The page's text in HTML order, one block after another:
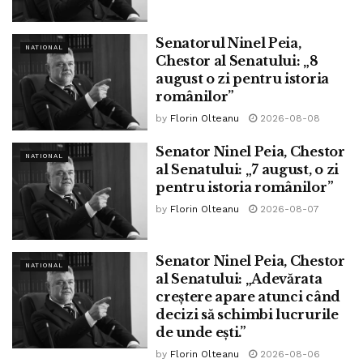
Nicușor Dan, Președintele României! Zi de zi, orice vizită,
exemplu, ca mare realizare.
Credit foto: Pixa Bay
NATIONAL
Senatorul Ninel Peia,
Chestor al Senatului: „8
august o zi pentru istoria
românilor”
by Florin Olteanu 2026-08-08
NATIONAL
Senator Ninel Peia, Chestor
al Senatului: „7 august, o zi
pentru istoria românilor”
by Florin Olteanu 2026-08-07
NATIONAL
Senator Ninel Peia, Chestor
al Senatului: „Adevărata
creștere apare atunci când
decizi să schimbi lucrurile
de unde ești.”
by Florin Olteanu 2026-08-06